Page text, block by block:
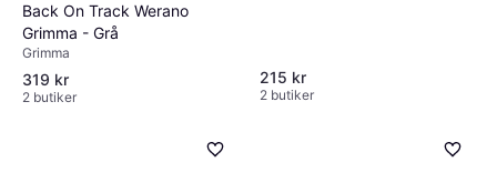
Back On Track Werano
Grimma - Grå
Grimma
319 kr
2 butiker
215 kr
2 butiker